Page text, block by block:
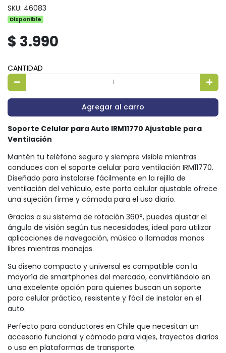
SKU: 46083
Disponible
$ 3.990
CANTIDAD
Agregar al carro
Soporte Celular para Auto IRM11770 Ajustable para
Ventilación
Mantén tu teléfono seguro y siempre visible mientras
conduces con el soporte celular para ventilación IRM11770.
Diseñado para instalarse fácilmente en la rejilla de
ventilación del vehículo, este porta celular ajustable ofrece
una sujeción firme y cómoda para el uso diario.
Gracias a su sistema de rotación 360°, puedes ajustar el
ángulo de visión según tus necesidades, ideal para utilizar
aplicaciones de navegación, música o llamadas manos
libres mientras manejas.
Su diseño compacto y universal es compatible con la
mayoría de smartphones del mercado, convirtiéndolo en
una excelente opción para quienes buscan un soporte
para celular práctico, resistente y fácil de instalar en el
auto.
Perfecto para conductores en Chile que necesitan un
accesorio funcional y cómodo para viajes, trayectos diarios
o uso en plataformas de transporte.